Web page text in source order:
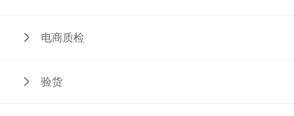
电商质检
验货